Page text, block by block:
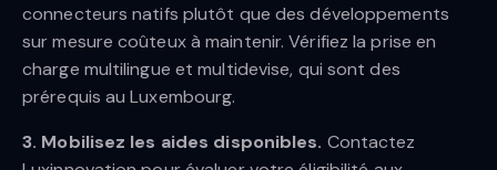
connecteurs natifs plutôt que des développements
sur mesure coûteux à maintenir. Vérifiez la prise en
charge multilingue et multidevise, qui sont des
prérequis au Luxembourg.
3. Mobilisez les aides disponibles. Contactez